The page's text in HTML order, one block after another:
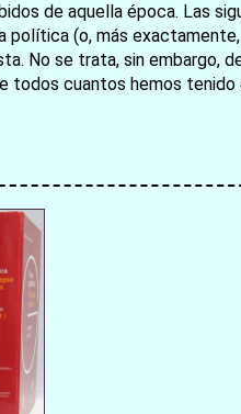
de aquella época. Las
política (o, más
No se trata, sin embargo,
todos cuantos hemos tenido